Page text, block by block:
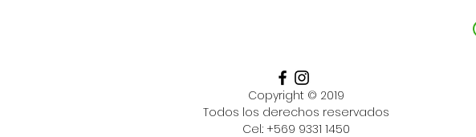
Copyright © 2019
Todos los derechos reservados
Cel.: +569 9331 1450